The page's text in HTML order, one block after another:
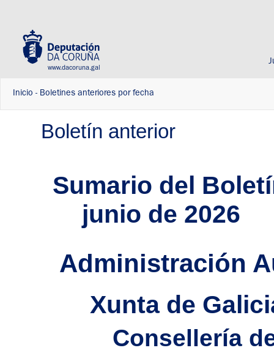
www.dacoruna.gal
Inicio - Boletines anteriores por fecha
Boletín anterior
Sumario del
junio de 2026
Administración
Xunta de
Consellería